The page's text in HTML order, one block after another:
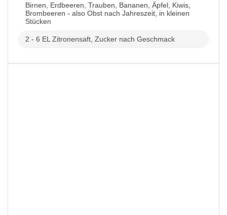
Birnen, Erdbeeren, Trauben, Bananen, Äpfel, Kiwis,
Brombeeren - also Obst nach Jahreszeit, in kleinen
Stücken
2 - 6 EL Zitronensaft, Zucker nach Geschmack